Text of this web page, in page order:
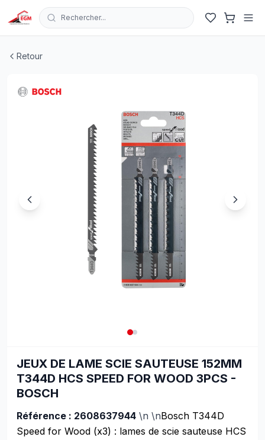
Rechercher...
Retour
JEUX DE LAME SCIE SAUTEUSE 152MM
T344D HCS SPEED FOR WOOD 3PCS -
BOSCH
Référence : 2608637944 \n \nBosch T344D
Speed for Wood (x3) : lames de scie sauteuse HCS